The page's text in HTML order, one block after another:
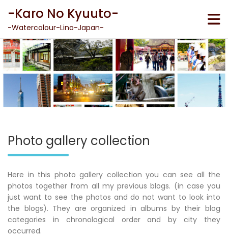
content
-Karo No Kyuuto-
-Watercolour-Lino-Japan-
Photo gallery collection
Here in this photo gallery collection you can see all the
photos together from all my previous blogs. (in case you
just want to see the photos and do not want to look into
the blogs). They are organized in albums by their blog
categories in chronological order and by city they
occurred.